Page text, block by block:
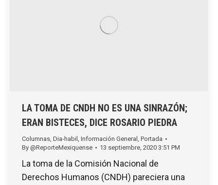
LA TOMA DE CNDH NO ES UNA SINRAZÓN;
ERAN BISTECES, DICE ROSARIO PIEDRA
Columnas, Dia-habil , Información General , Portada
By @ReporteMexiquense 13 septiembre, 2020 3:51 PM
La toma de la Comisión Nacional de
Derechos Humanos (CNDH) pareciera una